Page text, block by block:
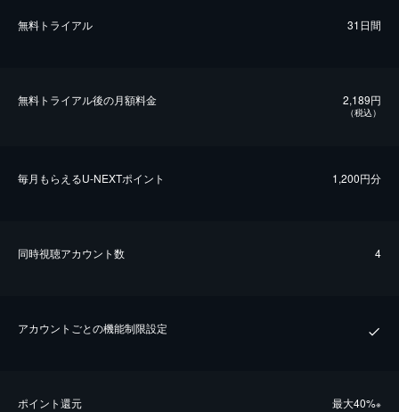
無料トライアル 31日間
無料トライアル後の⽉額料金 2,189円
（税込）
毎⽉もらえるU-NEXTポイント 1,200円分
同時視聴アカウント数 4
アカウントごとの機能制限設定
ポイント還元 最⼤40%※